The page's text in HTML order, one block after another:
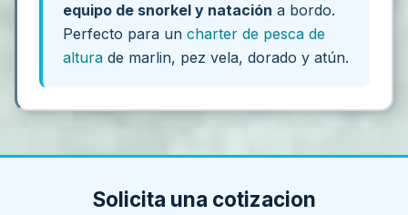
equipo de snorkel y natación a bordo.
Perfecto para uncharter de pesca de
altura de marlin, pez vela, dorado y atún.
Solicita una cotizacion